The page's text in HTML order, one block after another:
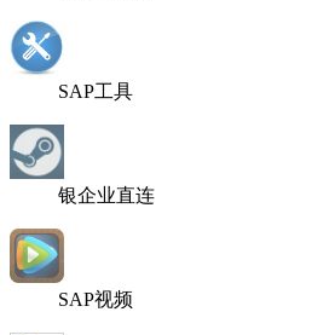
SAP工具
银企业直连
SAP视频